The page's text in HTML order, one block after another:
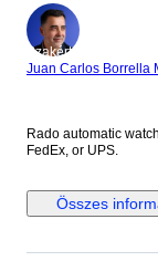
Szakértő
Juan Carlos Borrella
Rado automatic
FedEx, or UPS.
Összes